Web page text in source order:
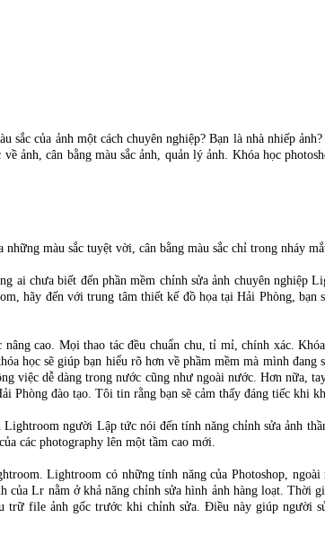
của ảnh một cách chuyên nghiệp? Bạn là nhà nhiếp
cân bằng màu sắc ảnh, quản lý ảnh. Khóa học
màu sắc tuyệt vời, cân bằng màu sắc chỉ trong nháy
ai chưa biết đến phần mềm chỉnh sửa ảnh chuyên nghiệp
hãy đến với trung tâm thiết kế đồ họa tại Hải Phòng, bạn
cao. Mọi thao tác đều chuẩn chu, tỉ mỉ, chính xác.
học sẽ giúp bạn hiểu rõ hơn về phầm mềm mà mình
việc dễ dàng trong nước cũng như ngoài nước. Hơn nữa,
đào tạo. Tôi tin rằng bạn sẽ cảm thấy đáng tiếc khi
người Lập tức nói đến tính năng chỉnh sửa ảnh
các photography lên một tầm cao mới.
Lightroom có những tính năng của Photoshop,
Lr nằm ở khả năng chỉnh sửa hình ảnh hàng loạt. Thời
file ảnh gốc trước khi chỉnh sửa. Điều này giúp người